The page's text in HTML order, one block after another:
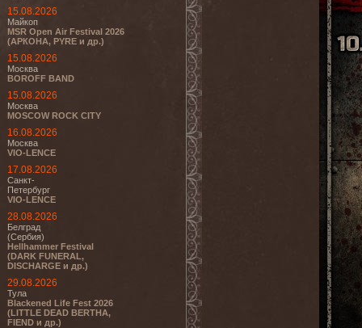
15.08.2026
Майкоп
MSR Open Air Festival 2026
(АРКОНА, PYRE и др.)
15.08.2026
Москва
BOROFF BAND
15.08.2026
Москва
MOSCOW ROCK CITY
16.08.2026
Москва
VIO-LENCE
17.08.2026
Санкт-
Петербург
VIO-LENCE
28.08.2026
Белград
(Сербия)
Hellhammer Festival
(DARK FUNERAL,
DISCHARGE и др.)
29.08.2026
Тула
Blackened Life Fest 2026
(LITTLE DEAD BERTHA,
FIEND и др.)